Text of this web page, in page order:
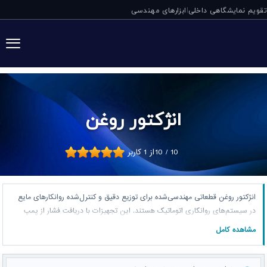
تقویم نمایشگاهی داخلی|ابزارهای مهندسی
انژکتور روغن
10 / 10 از 1کاربر
انژکتور روغن قطعاتی مهندسی‌شده برای توزیع دقیق و کنترل‌شده روانکارهای مایع
در سیستم‌های روانکاری اتوماتیک هستند. این تجهیزات با دریافت فشار از پمپ
روغن، مقدار مشخصی از روغن را به نقاط حساس اصطکاک تزریق کرده و پس از
ماشین‌آلات صنعتی، نقش کلیدی در حذف روانکاری دستی، کاهش استهلاک و
مشاهده کامل